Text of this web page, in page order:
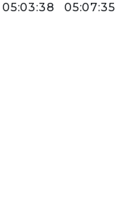
05:03:38 05:07:35